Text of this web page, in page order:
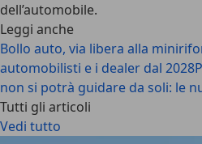
dell’automobile.
Leggi anche
Bollo auto, via libera alla
automobilisti e i dealer dal 2028
non si potrà guidare da soli: le
Tutti gli articoli
Vedi tutto